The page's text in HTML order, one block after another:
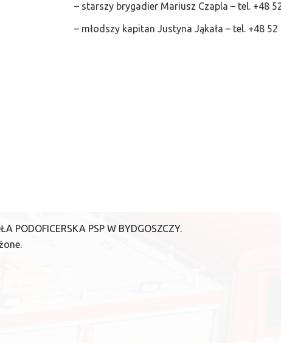
– starszy brygadier Mariusz Czapla – tel. +48
– młodszy kapitan Justyna Jąkała – tel. +48
PODOFICERSKA PSP W BYDGOSZCZY.